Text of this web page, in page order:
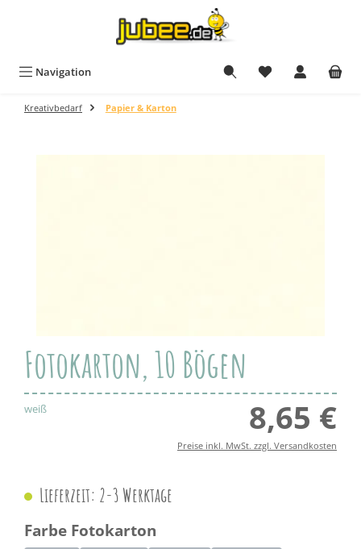
Navigation
Kreativbedarf Papier & Karton
Fotokarton, 10 Bögen
weiß 8,65 €
Preise inkl. MwSt. zzgl. Versandkosten
Lieferzeit: 2-3 Werktage
Farbe Fotokarton